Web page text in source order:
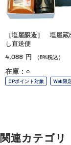
［塩屋醸造］ 塩屋蔵
し直送便
4,088 円 （8%税込）
在庫：○
OPポイント対象 Web限
関連カテゴリ